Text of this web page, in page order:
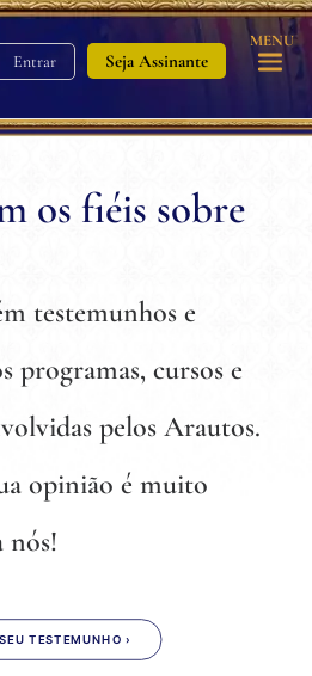
Entrar Seja Assinante
MENU
os fiéis sobre
testemunhos e
programas, cursos e
pelos Arautos.
opinião é muito
nós!
TESTEMUNHO ›